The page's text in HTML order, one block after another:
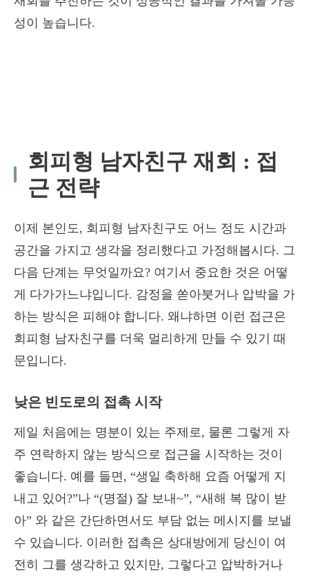
성이 높습니다.
회피형 남자친구 재회 : 접
근 전략
이제 본인도, 회피형 남자친구도 어느 정도 시간과
공간을 가지고 생각을 정리했다고 가정해봅시다. 그
다음 단계는 무엇일까요? 여기서 중요한 것은 어떻
게 다가가느냐입니다. 감정을 쏟아붓거나 압박을 가
하는 방식은 피해야 합니다. 왜냐하면 이런 접근은
회피형 남자친구를 더욱 멀리하게 만들 수 있기 때
문입니다.
낮은 빈도로의 접촉 시작
제일 처음에는 명분이 있는 주제로, 물론 그렇게 자
주 연락하지 않는 방식으로 접근을 시작하는 것이
좋습니다. 예를 들면, “생일 축하해 요즘 어떻게 지
내고 있어?”나 “(명절) 잘 보내~”, “새해 복 많이 받
아” 와 같은 간단하면서도 부담 없는 메시지를 보낼
수 있습니다. 이러한 접촉은 상대방에게 당신이 여
전히 그를 생각하고 있지만, 그렇다고 압박하거나